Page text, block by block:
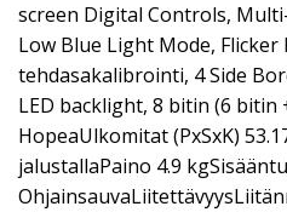
screen Digital Controls,
Low Blue Light Mode, Flicker
tehdasakalibrointi, 4 Side
LED backlight, 8 bitin (6 bitin
HopeaUlkomitat (PxSxK)
jalustallaPaino 4.9